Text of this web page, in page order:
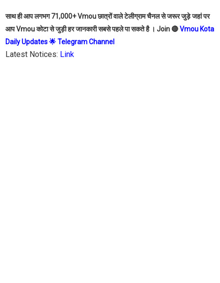
साथ ही आप लगभग 71,000+ Vmou छात्रों वाले टेलीग्राम चैनल से जरूर जुड़े जहां पर
आप Vmou कोटा से जुड़ी हर जानकारी सबसे पहले पा सकते है । Join 🔴Vmou Kota
Daily Updates 🌟 Telegram Channel
Latest Notices: Link